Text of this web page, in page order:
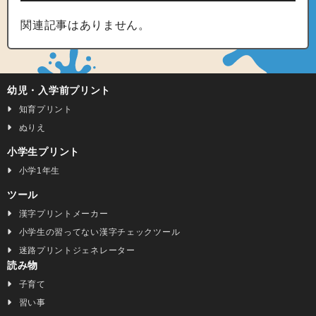
関連記事はありません。
幼児・入学前プリント
知育プリント
ぬりえ
小学生プリント
小学1年生
ツール
漢字プリントメーカー
小学生の習ってない漢字チェックツール
迷路プリントジェネレーター
読み物
子育て
習い事